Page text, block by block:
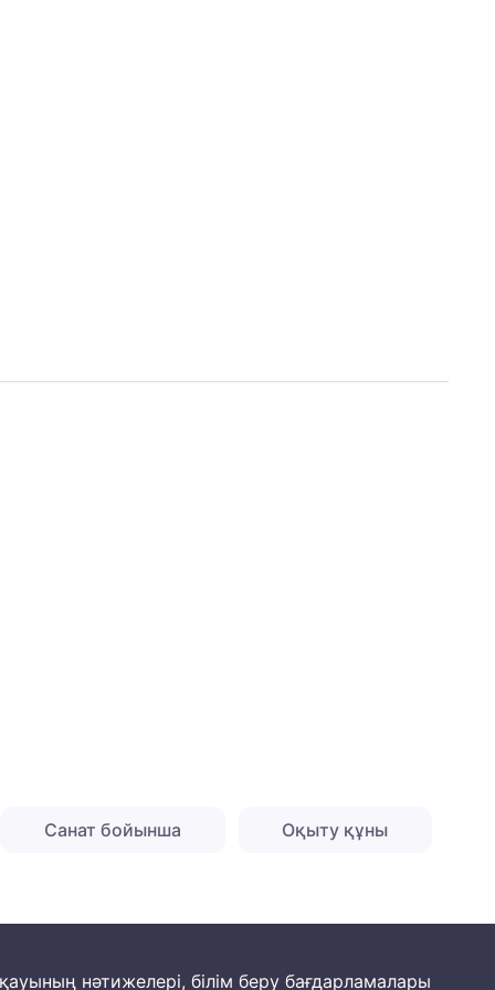
Санат бойынша Оқыту құны
нәтижелері, білім беру бағдарламалары